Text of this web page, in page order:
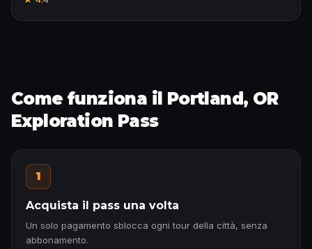
Come funziona il Portland, OR
Exploration Pass
1
Acquista il pass una volta
Un solo pagamento sblocca ogni tour della città, senza
abbonamento.